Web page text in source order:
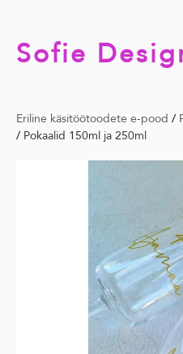
Sofie
Eriline käsitöötoodete e-pood /
/ Pokaalid 150ml ja 250ml